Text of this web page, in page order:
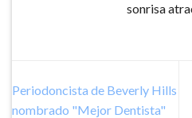
sonrisa
Periodoncista de Beverly Hills
nombrado "Mejor Dentista"